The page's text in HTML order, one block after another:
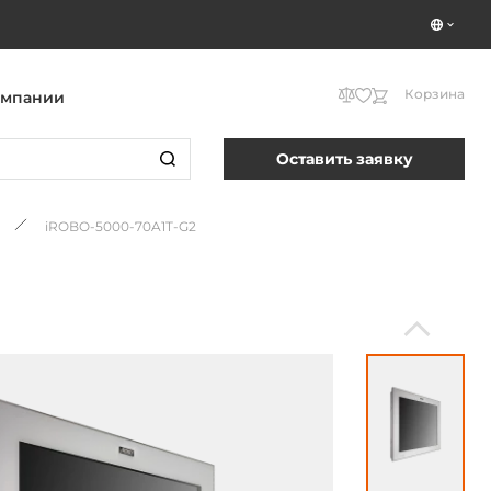
Корзина
Оставить заявку
iROBO-5000-70A1T-G2